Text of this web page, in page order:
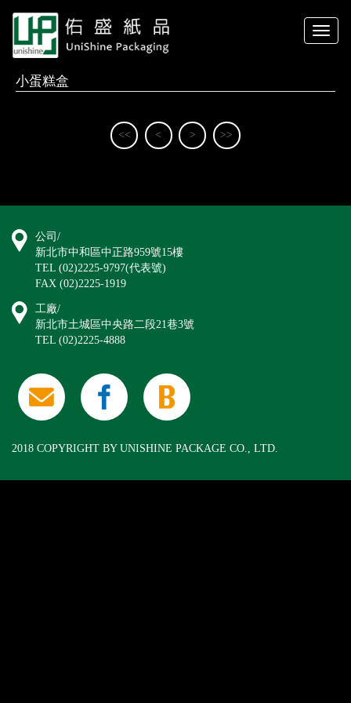
Toggle
小蛋糕盒
<< < > >>
公司/
新北市中和區中正路959號15樓
TEL (02)2225-9797(代表號)
FAX (02)2225-1919
工廠/
新北市土城區中央路二段21巷3號
TEL (02)2225-4888
2018 COPYRIGHT BY UNISHINE PACKAGE CO., LTD.